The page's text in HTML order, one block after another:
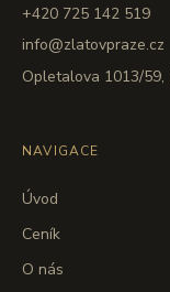
+420 725 142 519
info@zlatovpraze.cz
Opletalova 1013/59,
NAVIGACE
Úvod
Ceník
O nás